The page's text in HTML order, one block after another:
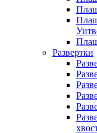
Развертки